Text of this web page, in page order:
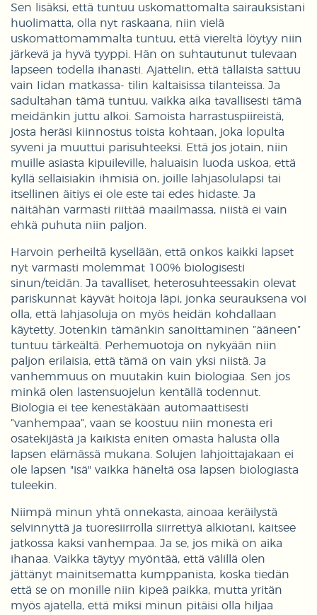
Sen lisäksi, että tuntuu uskomattomalta sairauksistani
huolimatta, olla nyt raskaana, niin vielä
uskomattomammalta tuntuu, että viereltä löytyy niin
järkevä ja hyvä tyyppi. Hän on suhtautunut tulevaan
lapseen todella ihanasti. Ajattelin, että tällaista sattuu
vain Iidan matkassa- tilin kaltaisissa tilanteissa. Ja
sadultahan tämä tuntuu, vaikka aika tavallisesti tämä
meidänkin juttu alkoi. Samoista harrastuspiireistä,
josta heräsi kiinnostus toista kohtaan, joka lopulta
syveni ja muuttui parisuhteeksi. Että jos jotain, niin
muille asiasta kipuileville, haluaisin luoda uskoa, että
kyllä sellaisiakin ihmisiä on, joille lahjasolulapsi tai
itsellinen äitiys ei ole este tai edes hidaste. Ja
näitähän varmasti riittää maailmassa, niistä ei vain
ehkä puhuta niin paljon.
Harvoin perheiltä kysellään, että onkos kaikki lapset
nyt varmasti molemmat 100% biologisesti
sinun/teidän. Ja tavalliset, heterosuhteessakin olevat
pariskunnat käyvät hoitoja läpi, jonka seurauksena voi
olla, että lahjasoluja on myös heidän kohdallaan
käytetty. Jotenkin tämänkin sanoittaminen ”ääneen”
tuntuu tärkeältä. Perhemuotoja on nykyään niin
paljon erilaisia, että tämä on vain yksi niistä. Ja
vanhemmuus on muutakin kuin biologiaa. Sen jos
minkä olen lastensuojelun kentällä todennut.
Biologia ei tee kenestäkään automaattisesti
”vanhempaa”, vaan se koostuu niin monesta eri
osatekijästä ja kaikista eniten omasta halusta olla
lapsen elämässä mukana. Solujen lahjoittajakaan ei
ole lapsen "isä" vaikka häneltä osa lapsen biologiasta
tuleekin.
Niimpä minun yhtä onnekasta, ainoaa keräilystä
selvinnyttä ja tuoresiirrolla siirrettyä alkiotani, kaitsee
jatkossa kaksi vanhempaa. Ja se, jos mikä on aika
ihanaa. Vaikka täytyy myöntää, että välillä olen
jättänyt mainitsematta kumppanista, koska tiedän
että se on monille niin kipeä paikka, mutta yritän
myös ajatella, että miksi minun pitäisi olla hiljaa